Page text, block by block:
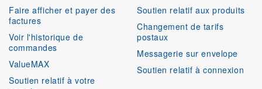
Faire afficher et payer des
factures
Voir l'historique de
commandes
ValueMAX
Soutien relatif à votre
Soutien relatif aux produits
Changement de tarifs
postaux
Messagerie sur envelope
Soutien relatif à connexion